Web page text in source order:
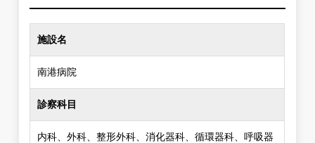
施設名
南港病院
診察科目
内科、外科、整形外科、消化器科、循環器科、呼吸器